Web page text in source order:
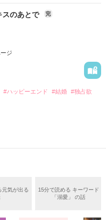
直ぐに告げてきた。
気持ちを隠すことなく
カー被害に
案してきて――。
す＊
うまくいかなかった梅田美
ころ、日本人美青年と出会
となる。
ナイトした美青年と再会。
司にも関わらず、一族を離
内でも冷徹だと評判な社長
！
命じられた美桜は、猫の世
スのあとで 完
ジ
#ハッピーエンド #結婚 #独占欲
。
いるのだが、後輩の姫原由
にされ、一人こっそり泣い
元気が出る
15分で読める キーワード
「溺愛」 の話